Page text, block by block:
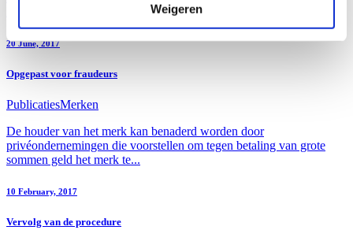
Weigeren
Patent Court (UPC) loopt af op 31 mei. Hoe kan GEVERS...
20 June, 2017
Opgepast voor fraudeurs
PublicatiesMerken
De houder van het merk kan benaderd worden door
privéondernemingen die voorstellen om tegen betaling van grote
sommen geld het merk te...
10 February, 2017
Vervolg van de procedure